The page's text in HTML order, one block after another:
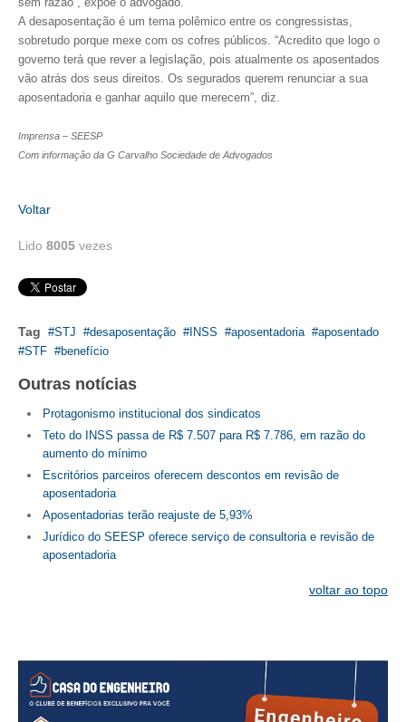
RES 1.002/2002 – CÓDIGO DE ÉTICA
HOMOLOGAÇÕES
PISO SALARIAL
OPORTUNIDADES
NEWSLETTER
GUIA DAS ENGENHARIAS
CONTATO
CURSOS
ENGENHEIRO EMPREENDEDOR
SEESP EDUCAÇÃO
CONVÊNIOS
PLANO DE SAÚDE
A desaposentação é um tema polêmico entre os congressistas,
sobretudo porque mexe com os cofres públicos. “Acredito que logo o
governo terá que rever a legislação, pois atualmente os aposentados
vão atrás dos seus direitos. Os segurados querem renunciar a sua
aposentadoria e ganhar aquilo que merecem”, diz.
Imprensa – SEESP
Com informação da G Carvalho Sociedade de Advogados
Voltar
Lido 8005 vezes
Tag STJ desaposentação INSS aposentadoria
aposentado
STF
benefício
Outras notícias
Protagonismo institucional dos sindicatos
Teto do INSS passa de R$ 7.507 para R$ 7.786, em razão do
aumento do mínimo
Escritórios parceiros oferecem descontos em revisão de
aposentadoria
Aposentadorias terão reajuste de 5,93%
Jurídico do SEESP oferece serviço de consultoria e revisão de
aposentadoria
voltar ao topo